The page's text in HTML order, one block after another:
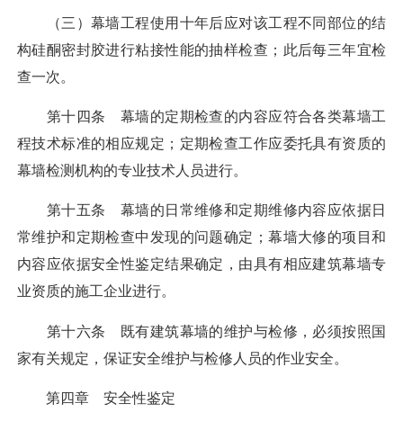
（三）幕墙工程使用十年后应对该工程不同部位的结
构硅酮密封胶进行粘接性能的抽样检查；此后每三年宜检
查一次。
第十四条 幕墙的定期检查的内容应符合各类幕墙工
程技术标准的相应规定；定期检查工作应委托具有资质的
幕墙检测机构的专业技术人员进行。
第十五条 幕墙的日常维修和定期维修内容应依据日
常维护和定期检查中发现的问题确定；幕墙大修的项目和
内容应依据安全性鉴定结果确定，由具有相应建筑幕墙专
业资质的施工企业进行。
第十六条 既有建筑幕墙的维护与检修，必须按照国
家有关规定，保证安全维护与检修人员的作业安全。
第四章 安全性鉴定